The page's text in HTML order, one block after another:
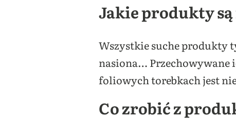
Jakie produkty
Wszystkie suche produkty
nasiona… Przechowywane
foliowych torebkach jest
Co zrobić z